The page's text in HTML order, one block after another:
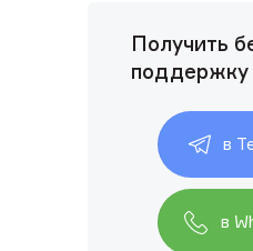
Получить
поддержку
в
в